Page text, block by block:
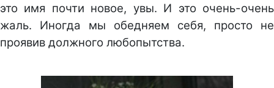
это имя почти новое, увы. И это очень-очень
жаль. Иногда мы обедняем себя, просто не
проявив должного любопытства.